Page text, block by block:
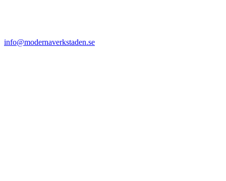
info@modernaverkstaden.se